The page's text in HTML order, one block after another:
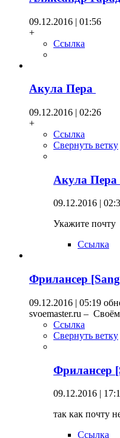
09.12.2016 | 01:56
+
Ссылка
Акула Пера
09.12.2016 | 02:26
+
Ссылка
Свернуть ветку
Акула Пера
09.12.2016 |
Укажите почту
Ссылка
Фрилансер
09.12.2016 | 05:19
svoemaster.ru –
Ссылка
Свернуть ветку
Фрилансер
09.12.2016 |
так как почту
Ссылка